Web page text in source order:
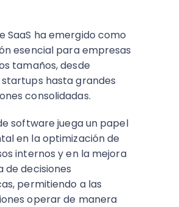
SaaS ha emergido como
esencial para empresas
tamaños, desde
hasta grandes
consolidadas.
software juega un papel
en la optimización de
internos y en la mejora
de decisiones
permitiendo a las
operar de manera